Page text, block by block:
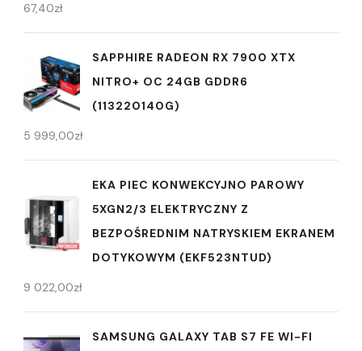
67,40zł
SAPPHIRE RADEON RX 7900 XTX
NITRO+ OC 24GB GDDR6
(113220140G)
5 999,00zł
EKA PIEC KONWEKCYJNO PAROWY
5XGN2/3 ELEKTRYCZNY Z
BEZPOŚREDNIM NATRYSKIEM EKRANEM
DOTYKOWYM (EKF523NTUD)
9 022,00zł
SAMSUNG GALAXY TAB S7 FE WI-FI